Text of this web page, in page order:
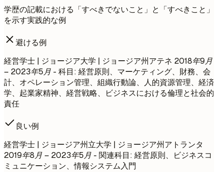
学歴の記載における「すべきでないこと」と「すべきこと」
を示す実践的な例
避ける例
経営学士 | ジョージア大学 | ジョージア州アテネ 2018年9月
– 2023年5月 - 科目: 経営原則、マーケティング、財務、会
計、オペレーション管理、組織行動論、人的資源管理、経済
学、起業家精神、経営戦略、ビジネスにおける倫理と社会的
責任
良い例
経営学士 | ジョージア州立大学 | ジョージア州アトランタ
2019年8月 – 2023年5月 - 関連科目: 経営原則、ビジネスコ
ミュニケーション、情報システム入門